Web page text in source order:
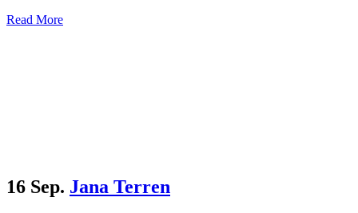
Read More
16 Sep. Jana Terren